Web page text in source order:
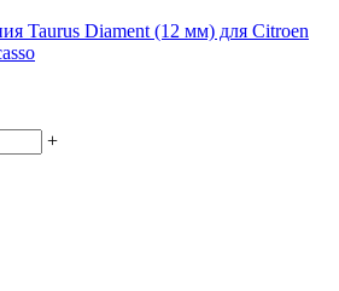
Taurus Diament (12 мм) для Citroen
+